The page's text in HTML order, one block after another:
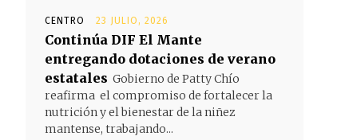
CENTRO 23 JULIO, 2026
Continúa DIF El Mante
entregando dotaciones de verano
estatales Gobierno de Patty Chío
reafirma el compromiso de fortalecer la
nutrición y el bienestar de la niñez
mantense, trabajando...